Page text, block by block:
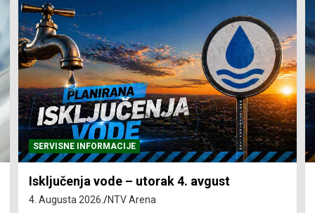
SERVISNE INFORMACIJE
Isključenja vode – utorak 4. avgust
4. Augusta 2026. NTV Arena